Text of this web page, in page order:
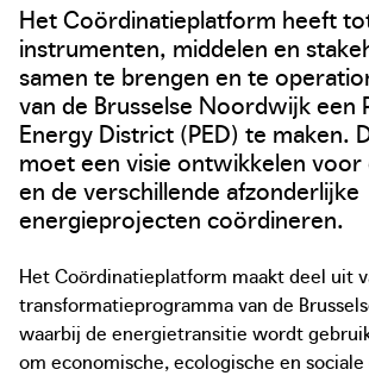
Het Coördinatieplatform heeft
instrumenten, middelen en
samen te brengen en te
van de Brusselse Noordwijk een
Energy District (PED) te maken.
moet een visie ontwikkelen
en de verschillende afzonderlijke
energieprojecten coördineren.
Het Coördinatieplatform maakt deel uit
transformatieprogramma van de
waarbij de energietransitie wordt
om economische, ecologische en